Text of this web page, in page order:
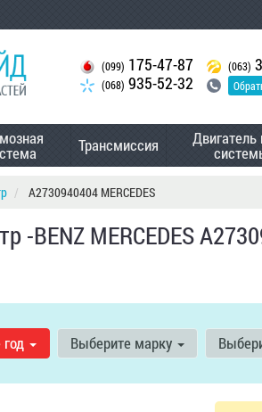
(099) 175-47-87
(068) 935-52-32
(063)
Трансмиссия Двигатель
A2730940404 MERCEDES
-BENZ MERCEDES
Выберите марку